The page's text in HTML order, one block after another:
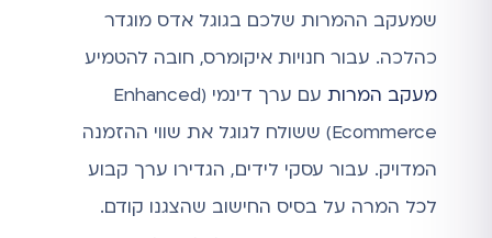
שמעקב ההמרות שלכם בגוגל אדס מוגדר
כהלכה. עבור חנויות איקומרס, חובה להטמיע
מעקב המרות
עם ערך דינמי (Enhanced
Ecommerce) ששולח לגוגל את שווי ההזמנה
המדויק. עבור עסקי לידים, הגדירו ערך קבוע
לכל המרה על בסיס החישוב שהצגנו קודם.